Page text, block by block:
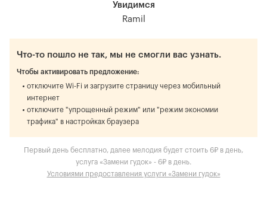
Увидимся
Ramil
Что-то пошло не так, мы не смогли вас узнать.
Чтобы активировать предложение:
отключите Wi-Fi и загрузите страницу через мобильный
интернет
отключите "упрощенный режим" или "режим экономии
трафика" в настройках браузера
Первый день бесплатно, далее мелодия будет стоить 6₽ в день,
услуга «Замени гудок» - 6₽ в день.
Условиями предоставления услуги «Замени гудок»